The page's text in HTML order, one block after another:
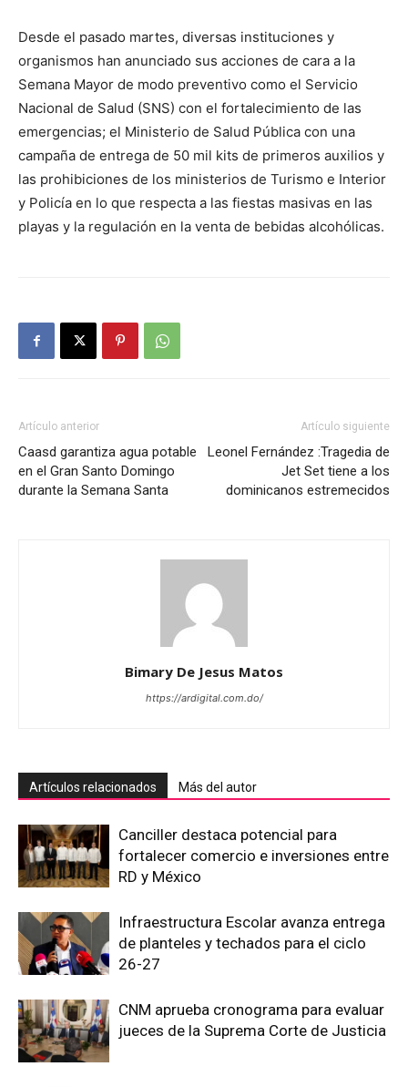
Desde el pasado martes, diversas instituciones y
organismos han anunciado sus acciones de cara a la
Semana Mayor de modo preventivo como el Servicio
Nacional de Salud (SNS) con el fortalecimiento de las
emergencias; el Ministerio de Salud Pública con una
campaña de entrega de 50 mil kits de primeros auxilios y
las prohibiciones de los ministerios de Turismo e Interior
y Policía en lo que respecta a las fiestas masivas en las
playas y la regulación en la venta de bebidas alcohólicas.
Artículo anterior
Caasd garantiza agua potable
en el Gran Santo Domingo
durante la Semana Santa
Artículo siguiente
Leonel Fernández :Tragedia de
Jet Set tiene a los
dominicanos estremecidos
Bimary De Jesus Matos
https://ardigital.com.do/
Artículos relacionados Más del autor
Canciller destaca potencial para
fortalecer comercio e inversiones entre
RD y México
Infraestructura Escolar avanza entrega
de planteles y techados para el ciclo
26-27
CNM aprueba cronograma para evaluar
jueces de la Suprema Corte de Justicia